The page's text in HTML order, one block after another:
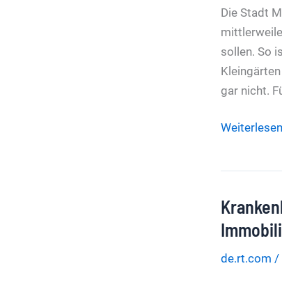
–
Fokus
zurück
auf
Öl
Gas
Die Stadt
sollen. So
gar nicht.
München:
vorerst
de.rt.com /